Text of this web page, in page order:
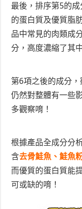
最後，排序第5的成
的蛋白質及優質脂
品中常見的肉類成
分，高度濃縮了其
第6項之後的成分
仍然對整體有一些
多觀察唷！
根據產品全成分分
含去骨鮭魚、鮭魚
而優質的蛋白質能
可或缺的唷！